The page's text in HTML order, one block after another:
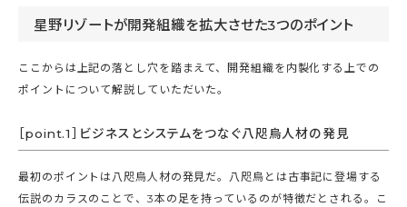
星野リゾートが開発組織を拡大させた3つのポイント
ここからは上記の落とし穴を踏まえて、開発組織を内製化する上での
ポイントについて解説していただいた。
［point.1］ビジネスとシステムをつなぐ八咫烏人材の発見
最初のポイントは八咫烏人材の発見だ。八咫烏とは古事記に登場する
伝説のカラスのことで、3本の足を持っているのが特徴だとされる。こ